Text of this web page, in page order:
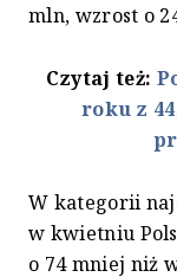
mln, wzrost o
Czytaj też:
roku z
W kategorii
w kwietniu
o 74 mniej niż